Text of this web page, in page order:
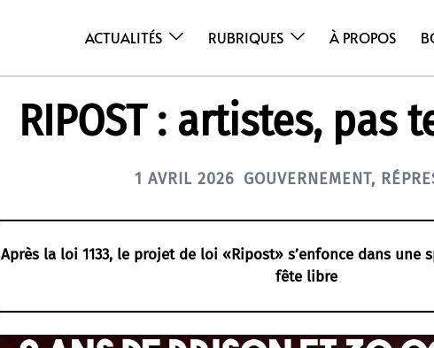
ACTUALITÉS RUBRIQUES À PROPOS
RIPOST : artistes, pas
1 AVRIL 2026 GOUVERNEMENT,
Après la loi 1133, le projet de loi «Ripost» s’enfonce dans une
fête libre